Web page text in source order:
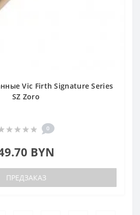
Vic Firth Signature Series
SZ Zoro
0
BYN
ПРЕДЗАКАЗ